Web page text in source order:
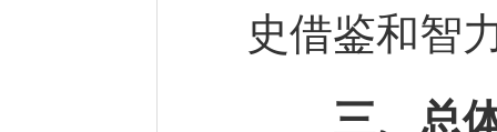
史借鉴和智
三、总